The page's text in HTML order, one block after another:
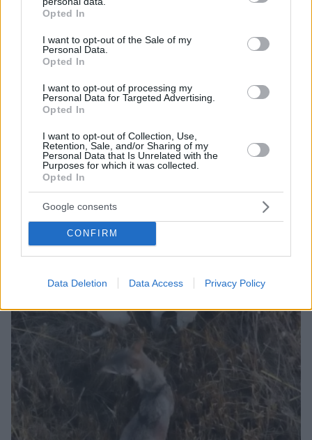
grant or deny consent to Google and its third-party tags to
use your data for below specified purposes in below Google
consent section.
Opted In
I want to opt-out of the Sale of my
Personal Data.
Opted In
I want to opt-out of processing my
Personal Data for Targeted Advertising.
Opted In
I want to opt-out of Collection, Use,
Retention, Sale, and/or Sharing of my
Personal Data that Is Unrelated with the
Purposes for which it was collected.
Opted In
Google consents
CONFIRM
Data Deletion Data Access Privacy Policy
Χρίστος Κούγιας: Η προσωπική μου ζωή δεν
μπορεί να είναι αντικείμενο φημών ή σεναρίων
που παρουσιάζονται ως πραγματικά γεγονότα
06.08.2026, 22:24